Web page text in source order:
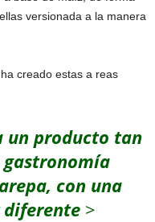
versionada a la manera
creado estas a reas
un producto tan
con una
>